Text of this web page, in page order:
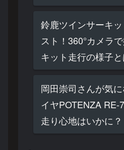
鈴鹿ツインサーキ
スト！360°カメラ
キット走行の様子と
岡田崇司さんが気
イヤPOTENZA RE-
走り心地はいかに？